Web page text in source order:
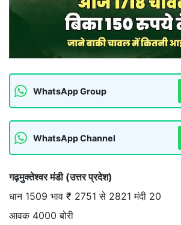
WhatsApp Group
WhatsApp Channel
गढ़मुक्तेश्वर मंडी (उत्तर प्रदेश)
धान 1509 भाव ₹ 2751 से 2821 मंदी 20
आवक 4000 बोरी